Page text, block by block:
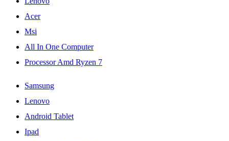
Acer
Msi
All In One Computer
Processor Amd Ryzen 7
Samsung
Lenovo
Android Tablet
Ipad